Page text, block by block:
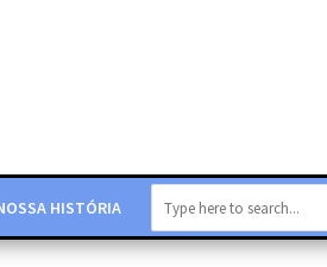
HISTÓRIA